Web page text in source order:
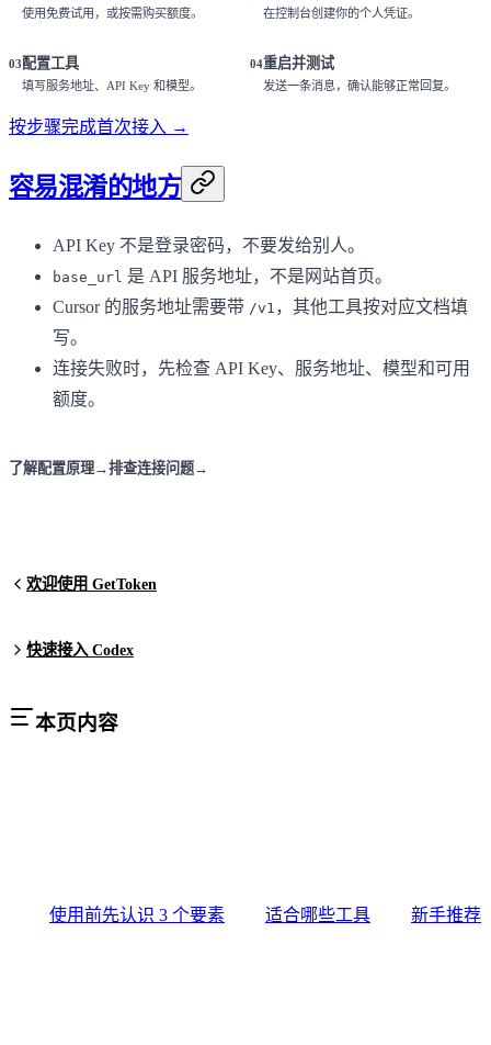
使用免费试用，或按需购买额度。 在控制台创建你的个人凭证。
03配置工具
填写服务地址、API Key 和模型。
04重启并测试
发送一条消息，确认能够正常回复。
按步骤完成首次接入 →
容易混淆的地方
API Key 不是登录密码，不要发给别人。
base_url 是 API 服务地址，不是网站首页。
Cursor 的服务地址需要带 /v1 ，其他工具按对应文档填
写。
连接失败时，先检查 API Key、服务地址、模型和可用
额度。
了解配置原理→排查连接问题→
欢迎使用 GetToken
快速接入 Codex
本页内容
使用前先认识 3 个要素 适合哪些工具 新手推荐